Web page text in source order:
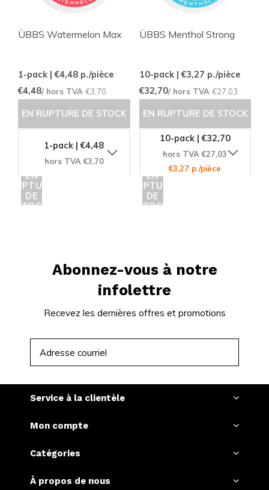
ÜBBS Watermelon Max
1-pack | €4,48 p./pièce
€4,48/ hors TVA €3,70
EN RUPTURE DE STOCK
1-pack | €4,48
hors TVA €3,70
EN
RUPTURE
DE
STOCK
ÜBBS Menthol Strong
10-pack | €3,27 p./pièce
€32,70/ hors TVA €27,03
EN RUPTURE DE STOCK
10-pack | €32,70
hors TVA €27,03
€3,27 p./pièce
EN
RUPTURE
DE
STOCK
Abonnez-vous à notre
infolettre
Recevez les dernières offres et promotions
Service à la clientèle
Mon compte
Catégories
À propos de nous